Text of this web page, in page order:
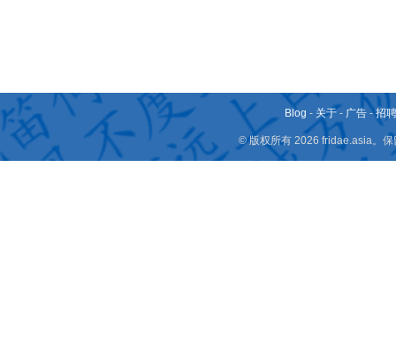
Blog - 关于 - 广告 -招
© 版权所有 2026 fridae.asia。